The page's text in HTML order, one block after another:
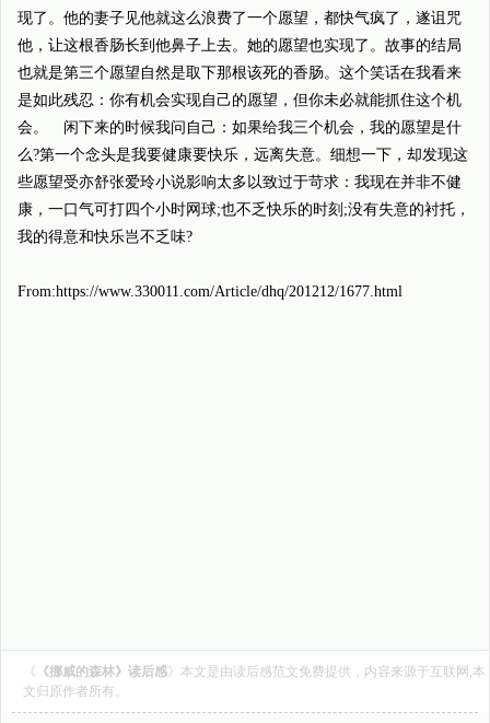
现了。他的妻子见他就这么浪费了一个愿望，都快气疯了，遂诅咒
他，让这根香肠长到他鼻子上去。她的愿望也实现了。故事的结局
也就是第三个愿望自然是取下那根该死的香肠。这个笑话在我看来
是如此残忍：你有机会实现自己的愿望，但你未必就能抓住这个机
会。 闲下来的时候我问自己：如果给我三个机会，我的愿望是什
么?第一个念头是我要健康要快乐，远离失意。细想一下，却发现这
些愿望受亦舒张爱玲小说影响太多以致过于苛求：我现在并非不健
康，一口气可打四个小时网球;也不乏快乐的时刻;没有失意的衬托，
我的得意和快乐岂不乏味?
From:https://www.330011.com/Article/dhq/201212/1677.html
《 《挪威的森林》读后感》本文是由读后感范文免费提供，内容来源于互联网,本
文归原作者所有。